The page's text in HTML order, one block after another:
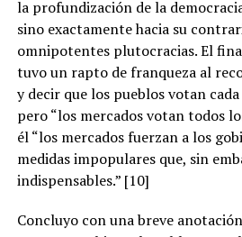
la profundización de la
sino exactamente hacia su
omnipotentes plutocracias. El
tuvo un rapto de franqueza al
y decir que los pueblos votan
pero “los mercados votan todos
él “los mercados fuerzan a los
medidas impopulares que, sin
indispensables.” [10]
Concluyo con una breve